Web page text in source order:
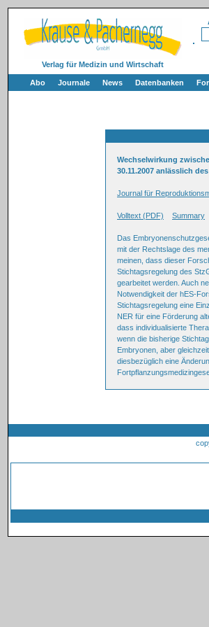
Verlag für Medizin und Wirtschaft
Abo Journale News Datenbanken
Wechselwirkung
30.11.2007 anlässlich
Journal für
Volltext (PDF) Summary
Das
mit der Rechtslage des
meinen, dass dieser
Stichtagsregelung des
gearbeitet werden. Auch
Notwendigkeit der hES-
Stichtagsregelung eine
NER für eine Förderung
dass individualisierte
wenn die bisherige
Embryonen, aber
diesbezüglich eine